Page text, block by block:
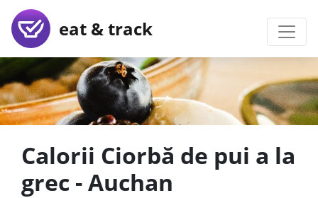
eat & track
Calorii Ciorbă de pui a la
grec - Auchan